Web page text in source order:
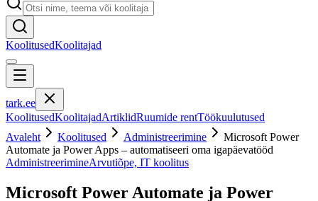
KoolitusedKoolitajad
tark.ee
KoolitusedKoolitajadArtiklidRuumide rentTöökuulutused
Avaleht
Koolitused Administreerimine
Microsoft Power
Automate ja Power Apps – automatiseeri oma igapäevatööd
AdministreerimineArvutiõpe, IT koolitus
Microsoft Power Automate ja Power